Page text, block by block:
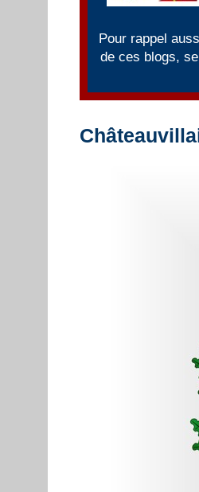
Pour rappel
de ces blogs,